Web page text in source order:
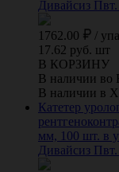
Дивайсиз
1762.00 /
17.62 руб. шт
В КОРЗИНУ
В наличии во
В наличии в
Катетер
мм, 100 шт. в
Дивайсиз